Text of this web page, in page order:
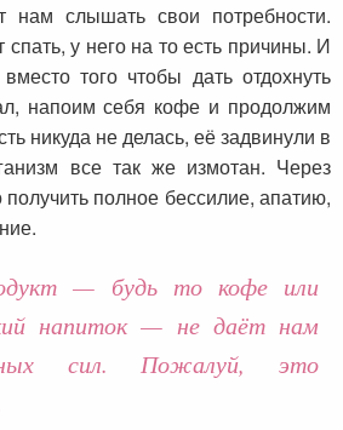
слышать свои потребности.
спать, у него на то есть причины. И
того чтобы дать отдохнуть
напоим себя кофе и продолжим
никуда не делась, её задвинули в
все так же измотан. Через
полное бессилие, апатию,
— будь то кофе или
напиток — не даёт нам
сил. Пожалуй, это